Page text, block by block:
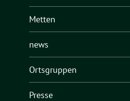
Metten
news
Ortsgruppen
Presse